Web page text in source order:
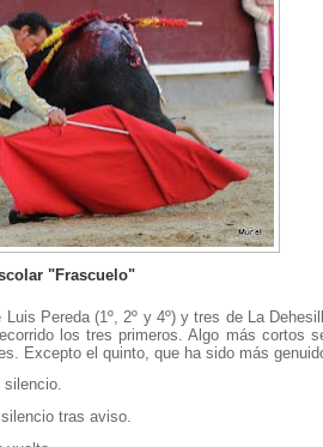
"Frascuelo"
Pereda (1º, 2º y 4º) y tres de La
los tres primeros. Algo más cortos
Excepto el quinto, que ha sido más
silencio.
tras aviso.